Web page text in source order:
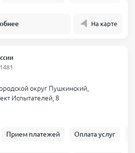
На карте
округ Пушкинский,
Испытателей, 8
Прием платежей Оплата услуг